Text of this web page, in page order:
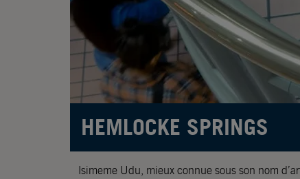
HEMLOCKE SPRINGS
Isimeme Udu, mieux connue sous son nom